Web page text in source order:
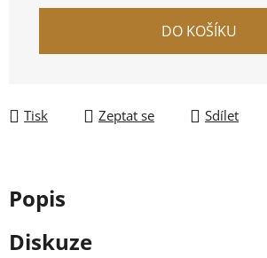
Měrná cena:
DO KOŠÍKU
Tisk Zeptat se Sdílet
Popis
Diskuze